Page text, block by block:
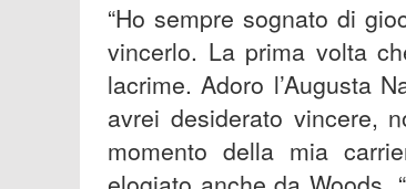
“Ho sempre sognato di
vincerlo. La prima volta
lacrime. Adoro l’Augusta
avrei desiderato vincere,
momento della mia